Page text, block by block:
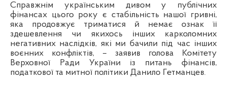
Справжнім українським дивом у публічних
фінансах цього року є стабільність нашої гривні,
яка продовжує триматися й немає ознак її
здешевлення чи якихось інших карколомних
негативних наслідків, які ми бачили під час інших
воєнних конфліктів, – заявив голова Комітету
Верховної Ради України із питань фінансів,
податкової та митної політики Данило Гетманцев.